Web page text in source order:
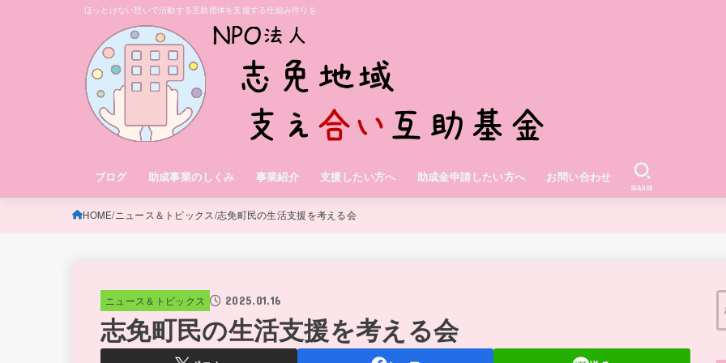
ほっとけない想いで活動する互助団体を支援する仕組み作りを
ブログ 助成事業のしくみ 事業紹介 支援したい方へ 助成金申請したい方へ お問い合わせ
SEARCH
HOME ニュース＆トピックス 志免町民の生活支援を考える会
ニュース＆トピックス 2025.01.16
志免町民の生活支援を考える会